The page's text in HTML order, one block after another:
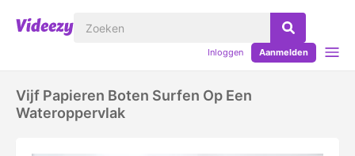
Inloggen Aanmelden
Vijf Papieren Boten Surfen Op Een
Wateroppervlak